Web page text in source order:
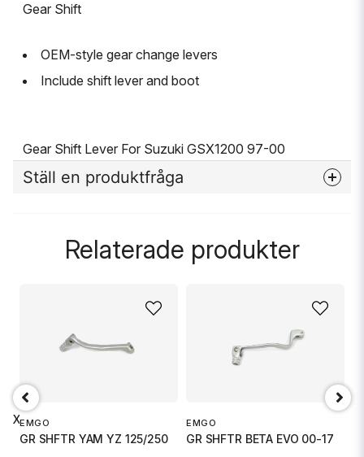
Gear Shift
OEM-style gear change levers
Include shift lever and boot
Gear Shift Lever For Suzuki GSX1200 97-00
Ställ en produktfråga
Ja, ni får publicera min fråga
Relaterade produkter
XLEMGO
GR SHFTR YAM YZ 125/250
EMGO
GR SHFTR BETA EVO 00-17